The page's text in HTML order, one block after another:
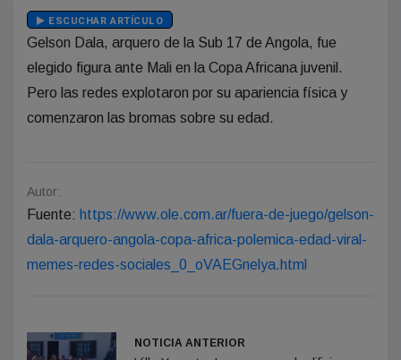
ESCUCHAR ARTÍCULO
Gelson Dala, arquero de la Sub 17 de Angola, fue
elegido figura ante Mali en la Copa Africana juvenil.
Pero las redes explotaron por su apariencia física y
comenzaron las bromas sobre su edad.
Autor:
Fuente: https://www.ole.com.ar/fuera-de-juego/gelson-
dala-arquero-angola-copa-africa-polemica-edad-viral-
memes-redes-sociales_0_oVAEGnelya.html
NOTICIA ANTERIOR